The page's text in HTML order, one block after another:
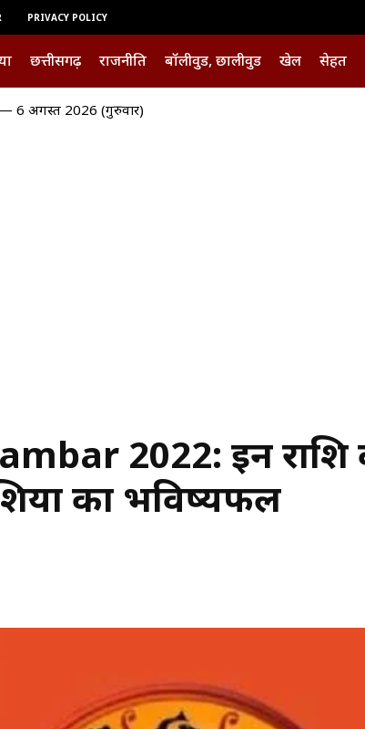
PRIVACY POLICY
छत्तीसगढ़ राजनीति बॉलीवुड, छालीवुड खेल सेहत
अगस्त 2026 (गुरुवार)
एक आरोपी गिरफ्तार रायपुर से बाल श्रम के लिए ले जाए जा रहे थे
2022: इन राशि
का भविष्यफल